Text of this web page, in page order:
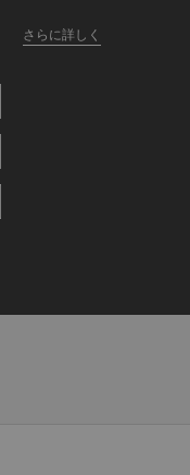
さらに詳しく